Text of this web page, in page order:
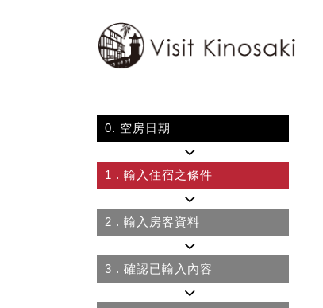
0. 空房日期
1 . 輸入住宿之條件
2 . 輸入房客資料
3 . 確認已輸入內容